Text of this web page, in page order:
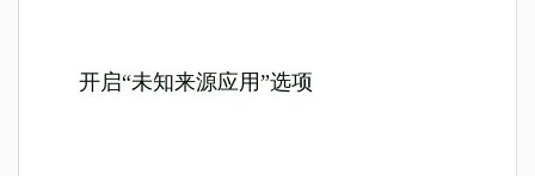
开启“未知来源应用”选项